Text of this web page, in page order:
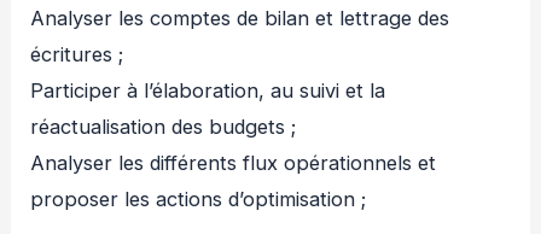
Analyser les comptes de bilan et lettrage des
écritures ;
Participer à l’élaboration, au suivi et la
réactualisation des budgets ;
Analyser les différents flux opérationnels et
proposer les actions d’optimisation ;